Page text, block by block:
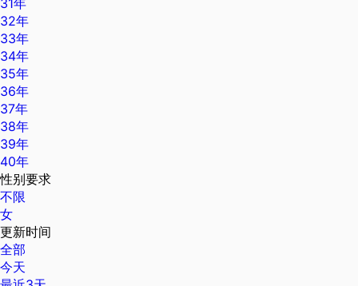
31年
32年
33年
34年
35年
36年
37年
38年
39年
40年
性别要求
不限
女
更新时间
全部
今天